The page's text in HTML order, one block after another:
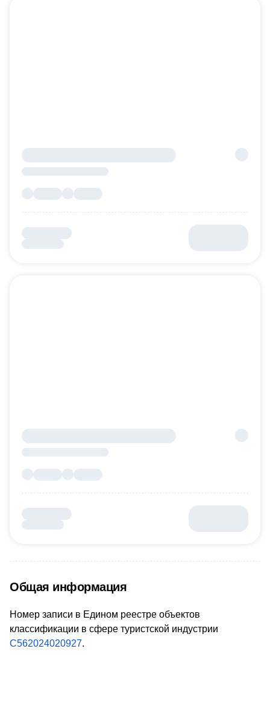
Общая информация
Номер записи в Едином реестре объектов
классификации в сфере туристской индустрии
С562024020927.